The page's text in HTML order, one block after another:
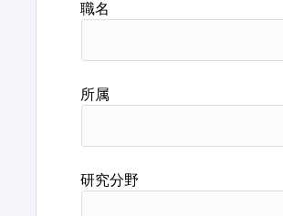
職名
所属
研究分野